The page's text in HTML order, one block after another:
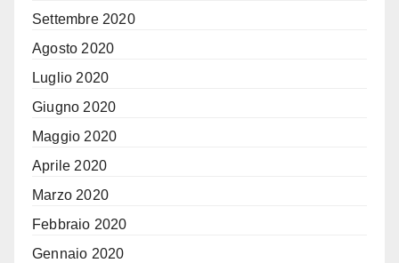
Settembre 2020
Agosto 2020
Luglio 2020
Giugno 2020
Maggio 2020
Aprile 2020
Marzo 2020
Febbraio 2020
Gennaio 2020